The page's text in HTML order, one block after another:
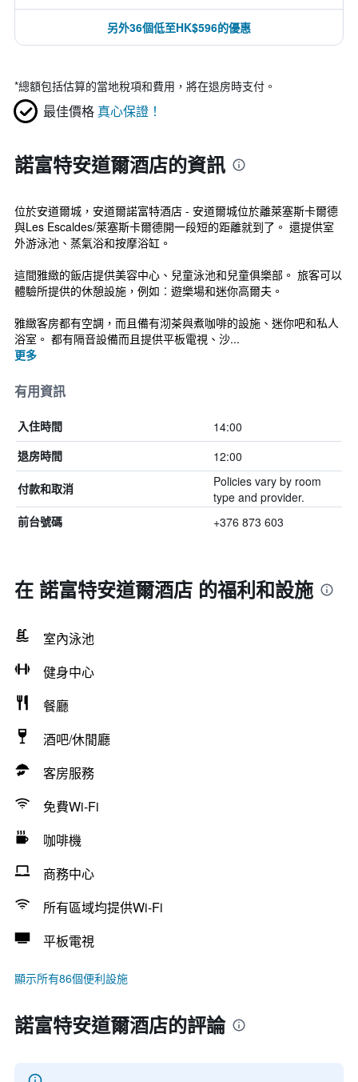
另外36個低至HK$596的優惠
*總額包括估算的當地稅項和費用，將在退房時支付。
最佳價格 真心保證！
諾富特安道爾酒店的資訊
位於安道爾城，安道爾諾富特酒店 - 安道爾城位於離萊塞斯卡爾德
與Les Escaldes/萊塞斯卡爾德開一段短的距離就到了。 還提供室
外游泳池、蒸氣浴和按摩浴缸。
這間雅緻的飯店提供美容中心、兒童泳池和兒童俱樂部。 旅客可以
體驗所提供的休憩設施，例如︰遊樂場和迷你高爾夫。
雅緻客房都有空調，而且備有沏茶與煮咖啡的設施、迷你吧和私人
浴室。 都有隔音設備而且提供平板電視、沙...
更多
有用資訊
入住時間 14:00
退房時間 12:00
付款和取消
Policies vary by room
type and provider.
前台號碼 +376 873 603
在 諾富特安道爾酒店 的福利和設施
室內泳池
健身中心
餐廳
酒吧/休閒廳
客房服務
免費Wi-Fi
咖啡機
商務中心
所有區域均提供Wi-Fi
平板電視
顯示所有86個便利設施
諾富特安道爾酒店的評論